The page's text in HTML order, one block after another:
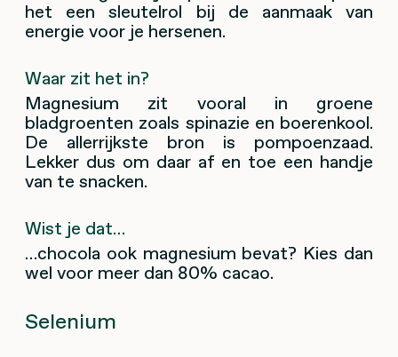
het een sleutelrol bij de aanmaak van
energie voor je hersenen.
Waar zit het in?
Magnesium zit vooral in groene
bladgroenten zoals spinazie en boerenkool.
De allerrijkste bron is pompoenzaad.
Lekker dus om daar af en toe een handje
van te snacken.
Wist je dat…
…chocola ook magnesium bevat? Kies dan
wel voor meer dan 80% cacao.
Selenium